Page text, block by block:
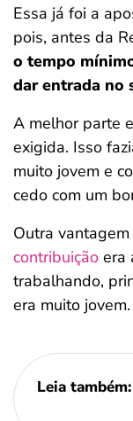
Essa já foi a
pois, antes da
o tempo
dar entrada no
A melhor parte
exigida. Isso
muito jovem e
cedo com um
Outra
contribuição era
trabalhando,
era muito jovem.
Leia também: